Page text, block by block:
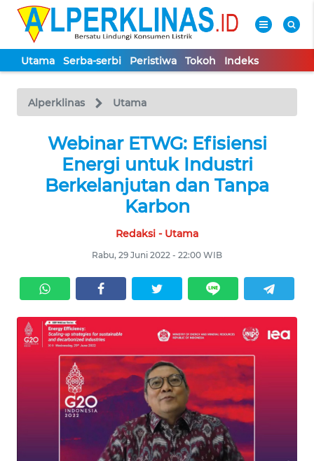
Utama Serba-serbi Peristiwa Tokoh Indeks
Alperklinas Utama
Webinar ETWG: Efisiensi
Energi untuk Industri
Berkelanjutan dan Tanpa
Karbon
Redaksi - Utama
Rabu, 29 Juni 2022 - 22:00 WIB
TV
Tutup
UTAMA
SERBA-
SERBI
TOKOH
INDEKS